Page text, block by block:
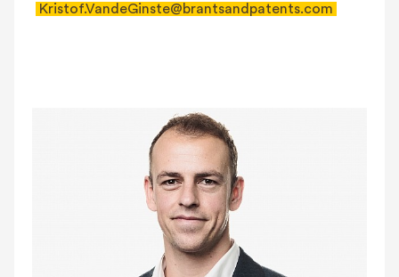
Kristof.VandeGinste@brantsandpatents.com